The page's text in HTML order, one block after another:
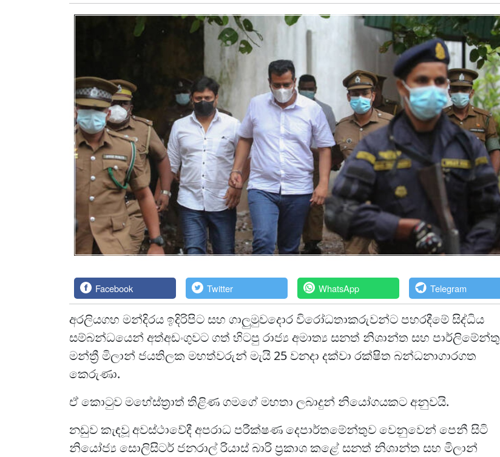
Facebook Twitter WhatsApp Telegram
අරලියගහ මන්දිරය ඉදිරිපිට සහ ගාලුමුවදොර විරෝධතාකරුවන්ට පහරදීමේ සිද්ධිය
සම්බන්ධයෙන් අත්අඩංගුවට ගත් හිටපු රාජ්‍ය අමාත්‍ය සනත් නිශාන්ත සහ පාර්ලිමේන්තු
මන්ත්‍රී මිලාන් ජයතිලක මහත්වරුන් මැයි 25 වනදා දක්වා රක්ෂිත බන්ධනාගාරගත
කෙරුණා.
ඒ කොටුව මහේස්ත්‍රාත් තිළිණ ගමගේ මහතා ලබාදුන් නියෝගයකට අනුවයි.
නඩුව කැඳවූ අවස්ථාවේදී අපරාධ පරීක්ෂණ දෙපාර්තමේන්තුව වෙනුවෙන් පෙනී සිටි
නියෝජ්‍ය සොලිසිටර් ජනරාල් රියාස් බාරි ප්‍රකාශ කළේ සනත් නිශාන්ත සහ මිලාන්